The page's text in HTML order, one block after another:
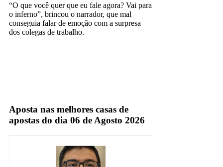
“O que você quer que eu fale agora? Vai para
o inferno”, brincou o narrador, que mal
conseguia falar de emoção com a surpresa
dos colegas de trabalho.
Aposta nas melhores casas de
apostas do dia 06 de Agosto 2026